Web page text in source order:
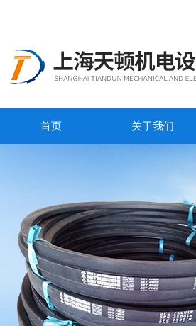
首页 关于我们